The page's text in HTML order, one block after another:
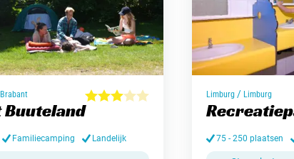
Buuteland
Familiecamping Landelijk
Limburg/ Limburg
75 - 250 plaatsen